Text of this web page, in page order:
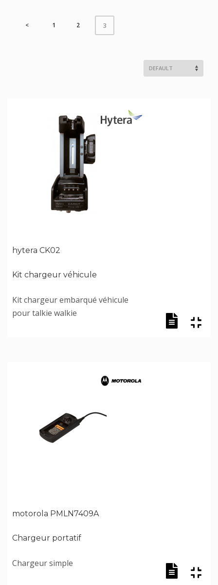
< 1 2 3
hytera CK02
Kit chargeur véhicule
Kit chargeur embarqué véhicule
pour talkie walkie
motorola PMLN7409A
Chargeur portatif
Chargeur simple